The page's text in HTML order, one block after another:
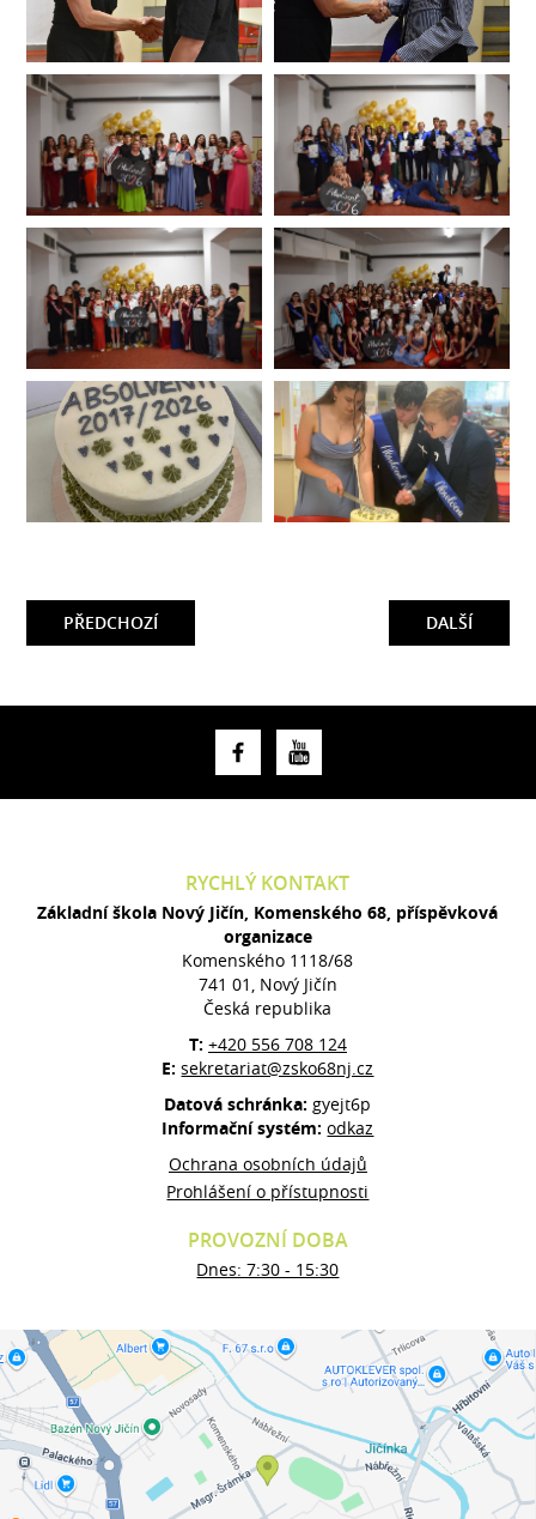
DALŠÍ
PŘEDCHOZÍ
RYCHLÝ KONTAKT
Základní škola Nový Jičín, Komenského 68, příspěvková
organizace
Komenského 1118/68
741 01, Nový Jičín
Česká republika
T: +420 556 708 124
E:sekretariat@zsko68nj.cz
Datová schránka:gyejt6p
Informační systém:odkaz
Ochrana osobních údajů
Prohlášení o přístupnosti
PROVOZNÍ DOBA
Dnes: 7:30 - 15:30